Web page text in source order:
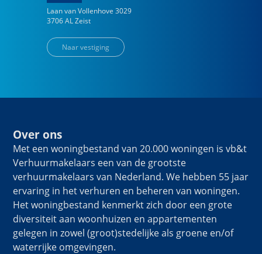
Laan van Vollenhove 3029
3706 AL Zeist
Naar vestiging
Over ons
Met een woningbestand van 20.000 woningen is vb&t
Verhuurmakelaars een van de grootste
verhuurmakelaars van Nederland. We hebben 55 jaar
ervaring in het verhuren en beheren van woningen.
Het woningbestand kenmerkt zich door een grote
diversiteit aan woonhuizen en appartementen
gelegen in zowel (groot)stedelijke als groene en/of
waterrijke omgevingen.